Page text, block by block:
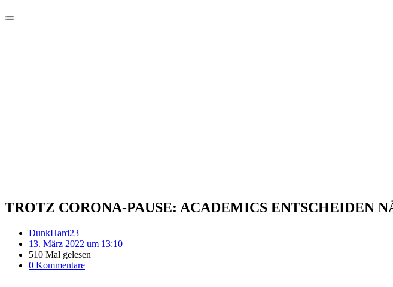
TROTZ CORONA-PAUSE: ACADEMICS ENTSCHEIDEN
DunkHard23
13. März 2022 um 13:10
510 Mal gelesen
0 Kommentare